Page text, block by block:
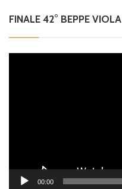
FINALE 42° BEPPE VIOLA
00:00